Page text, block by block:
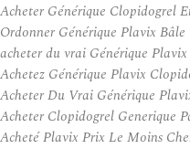
Acheter Générique Clopidogrel
Ordonner Générique Plavix Bâle
acheter du vrai Générique
Achetez Générique Plavix
Acheter Du Vrai Générique
Acheter Clopidogrel Generique
Acheté Plavix Prix Le Moins